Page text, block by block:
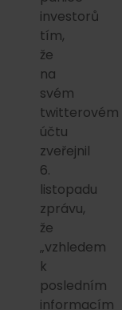
investorů
tím,
že
na
svém
twitterovém
účtu
zveřejnil
6.
listopadu
zprávu,
že
„vzhledem
k
posledním
informacím